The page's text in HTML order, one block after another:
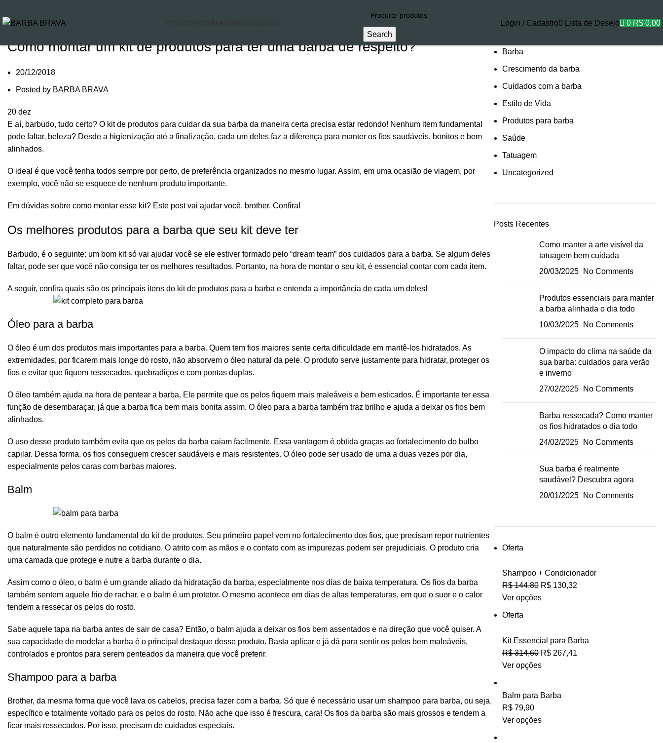
Search
Login / Cadastro0 Lista de Desejo 0 R$ 0,00
Como montar um kit de produtos para ter uma barba de respeito?
20/12/2018
Posted by BARBA BRAVA
20 dez
E aí, barbudo, tudo certo? O kit de produtos para cuidar da sua barba da maneira certa precisa estar redondo! Nenhum item fundamental
pode faltar, beleza? Desde a higienização até a finalização, cada um deles faz a diferença para manter os fios saudáveis, bonitos e bem
alinhados.
O ideal é que você tenha todos sempre por perto, de preferência organizados no mesmo lugar. Assim, em uma ocasião de viagem, por
exemplo, você não se esquece de nenhum produto importante.
Em dúvidas sobre como montar esse kit? Este post vai ajudar você, brother. Confira!
Os melhores produtos para a barba que seu kit deve ter
Barbudo, é o seguinte: um bom kit só vai ajudar você se ele estiver formado pelo “dream team” dos cuidados para a barba. Se algum deles
faltar, pode ser que você não consiga ter os melhores resultados. Portanto, na hora de montar o seu kit, é essencial contar com cada item.
A seguir, confira quais são os principais itens do kit de produtos para a barba e entenda a importância de cada um deles!
Óleo para a barba
O óleo é um dos produtos mais importantes para a barba. Quem tem fios maiores sente certa dificuldade em mantê-los hidratados. As
extremidades, por ficarem mais longe do rosto, não absorvem o óleo natural da pele. O produto serve justamente para hidratar, proteger os
fios e evitar que fiquem ressecados, quebradiços e com pontas duplas.
O óleo também ajuda na hora de pentear a barba. Ele permite que os pelos fiquem mais maleáveis e bem esticados. É importante ter essa
função de desembaraçar, já que a barba fica bem mais bonita assim. O óleo para a barba também traz brilho e ajuda a deixar os fios bem
alinhados.
O uso desse produto também evita que os pelos da barba caiam facilmente. Essa vantagem é obtida graças ao fortalecimento do bulbo
capilar. Dessa forma, os fios conseguem crescer saudáveis e mais resistentes. O óleo pode ser usado de uma a duas vezes por dia,
especialmente pelos caras com barbas maiores.
Balm
O balm é outro elemento fundamental do kit de produtos. Seu primeiro papel vem no fortalecimento dos fios, que precisam repor nutrientes
que naturalmente são perdidos no cotidiano. O atrito com as mãos e o contato com as impurezas podem ser prejudiciais. O produto cria
uma camada que protege e nutre a barba durante o dia.
Assim como o óleo, o balm é um grande aliado da hidratação da barba, especialmente nos dias de baixa temperatura. Os fios da barba
também sentem aquele frio de rachar, e o balm é um protetor. O mesmo acontece em dias de altas temperaturas, em que o suor e o calor
tendem a ressecar os pelos do rosto.
Sabe aquele tapa na barba antes de sair de casa? Então, o balm ajuda a deixar os fios bem assentados e na direção que você quiser. A
sua capacidade de modelar a barba é o principal destaque desse produto. Basta aplicar e já dá para sentir os pelos bem maleáveis,
controlados e prontos para serem penteados da maneira que você preferir.
Shampoo para a barba
Brother, da mesma forma que você lava os cabelos, precisa fazer com a barba. Só que é necessário usar um shampoo para barba, ou seja,
específico e totalmente voltado para os pelos do rosto. Não ache que isso é frescura, cara! Os fios da barba são mais grossos e tendem a
ficar mais ressecados. Por isso, precisam de cuidados especiais.
Categorias
Barba
Crescimento da barba
Cuidados com a barba
Estilo de Vida
Produtos para barba
Saúde
Tatuagem
Uncategorized
Posts Recentes
Como manter a arte visível da
tatuagem bem cuidada
20/03/2025
No Comments
Produtos essenciais para manter
a barba alinhada o dia todo
10/03/2025
No Comments
O impacto do clima na saúde da
sua barba: cuidados para verão
e inverno
27/02/2025
No Comments
Barba ressecada? Como manter
os fios hidratados o dia todo
24/02/2025
No Comments
Sua barba é realmente
saudável? Descubra agora
20/01/2025
No Comments
Oferta
Shampoo + Condicionador
R$144,80 R$130,32
Ver opções
Oferta
Kit Essencial para Barba
R$314,60 R$267,41
Ver opções
Balm para Barba
R$79,90
Ver opções